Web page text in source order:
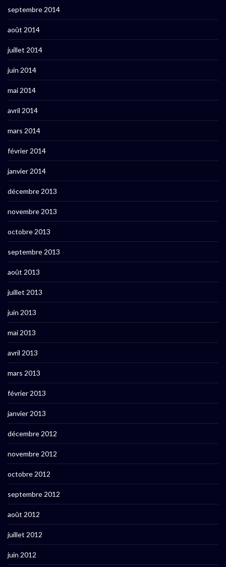
septembre 2014
août 2014
juillet 2014
juin 2014
mai 2014
avril 2014
mars 2014
février 2014
janvier 2014
décembre 2013
novembre 2013
octobre 2013
septembre 2013
août 2013
juillet 2013
juin 2013
mai 2013
avril 2013
mars 2013
février 2013
janvier 2013
décembre 2012
novembre 2012
octobre 2012
septembre 2012
août 2012
juillet 2012
juin 2012